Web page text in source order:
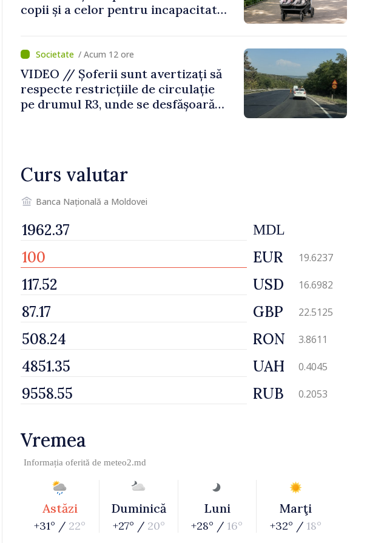
copii și a celor pentru incapacitate
/ Acum 12 ore
VIDEO // Șoferii sunt avertizați să
respecte restricțiile de circulație
pe drumul R3, unde se desfășoară
Curs valutar
Banca Națională a Moldovei
MDL
EUR 19.6237
USD 16.6982
GBP 22.5125
RON 3.8611
UAH 0.4045
RUB 0.2053
Vremea
Informația oferită de meteo2.md
Astăzi
+31° / 22°
Duminică
+27° / 20°
Luni
+28° / 16°
Marţi
+32° / 18°